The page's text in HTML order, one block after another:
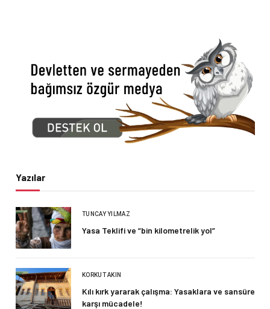
Yazılar
TUNCAY YILMAZ
Yasa Teklifi ve “bin kilometrelik yol”
KORKUT AKIN
Kılı kırk yararak çalışma: Yasaklara ve sansüre
karşı mücadele!